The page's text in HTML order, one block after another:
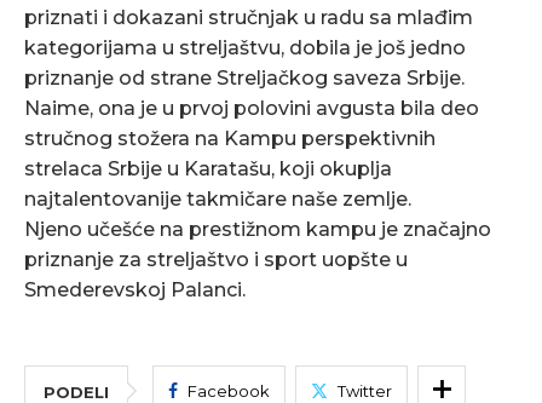
priznati i dokazani stručnjak u radu sa mlađim
kategorijama u streljaštvu, dobila je još jedno
priznanje od strane Streljačkog saveza Srbije.
Naime, ona je u prvoj polovini avgusta bila deo
stručnog stožera na Kampu perspektivnih
strelaca Srbije u Karatašu, koji okuplja
najtalentovanije takmičare naše zemlje.
Njeno učešće na prestižnom kampu je značajno
priznanje za streljaštvo i sport uopšte u
Smederevskoj Palanci.
PODELI Facebook Twitter